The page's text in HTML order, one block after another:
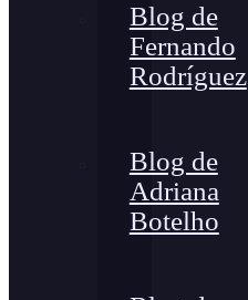
Blog de
Fernando
Rodríguez
Blog de
Adriana
Botelho